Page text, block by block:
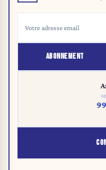
ABONNEMENT